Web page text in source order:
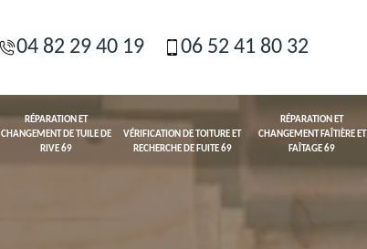
04 82 29 40 19 06 52 41 80 32
RÉPARATION ET
CHANGEMENT DE TUILE DE
RIVE 69
VÉRIFICATION DE TOITURE ET
RECHERCHE DE FUITE 69
RÉPARATION ET
CHANGEMENT FAÎTIÈRE ET
FAÎTAGE 69